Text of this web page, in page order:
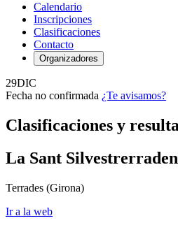
Calendario
Inscripciones
Clasificaciones
Contacto
Organizadores
29DIC
Fecha no confirmada ¿Te avisamos?
Clasificaciones y
La Sant
Terrades (Girona)
Ir a la web